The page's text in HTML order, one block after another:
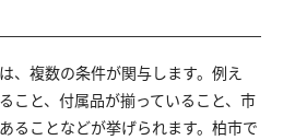
、複数の条件が関与します。例え
こと、付属品が揃っていること、市
ることなどが挙げられます。柏市で